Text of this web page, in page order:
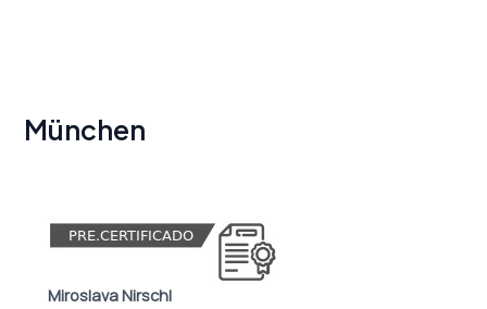
München
Miroslava Nirschl